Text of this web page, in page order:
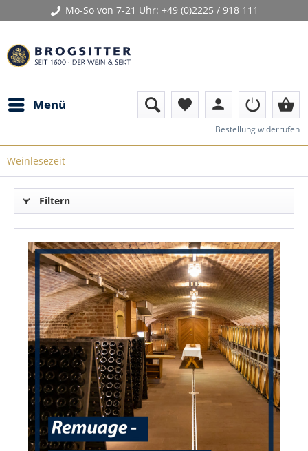
Mo-So von 7-21 Uhr: +49 (0)2225 / 918 111
Menü favorite person shopping_basket
Bestellung widerrufen
Weinlesezeit
Filtern